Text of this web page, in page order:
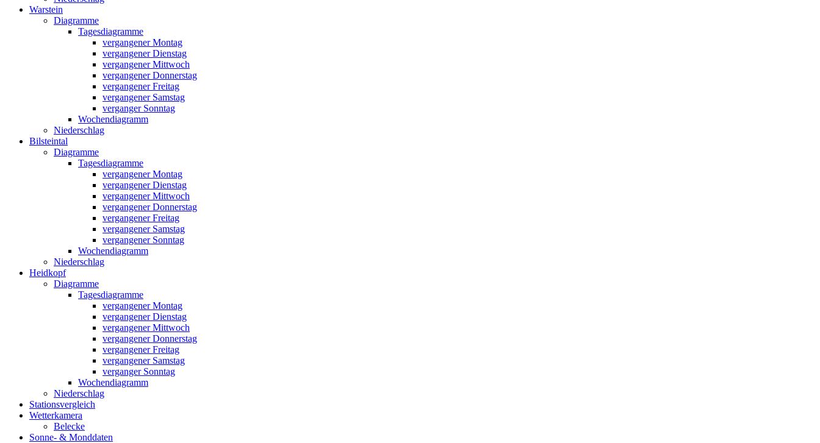
Warstein
Diagramme
Tagesdiagramme
vergangener Montag
vergangener Dienstag
vergangener Mittwoch
vergangener Donnerstag
vergangener Freitag
vergangener Samstag
verganger Sonntag
Wochendiagramm
Niederschlag
Bilsteintal
Diagramme
Tagesdiagramme
vergangener Montag
vergangener Dienstag
vergangener Mittwoch
vergangener Donnerstag
vergangener Freitag
vergangener Samstag
vergangener Sonntag
Wochendiagramm
Niederschlag
Heidkopf
Diagramme
Tagesdiagramme
vergangener Montag
vergangener Dienstag
vergangener Mittwoch
vergangener Donnerstag
vergangener Freitag
vergangener Samstag
verganger Sonntag
Wochendiagramm
Niederschlag
Stationsvergleich
Wetterkamera
Belecke
Sonne- & Monddaten